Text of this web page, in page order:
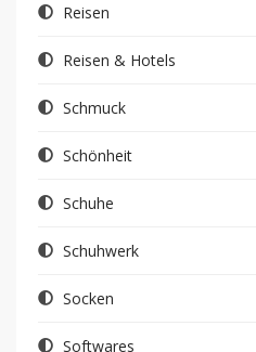
Reisen
Reisen & Hotels
Schmuck
Schönheit
Schuhe
Schuhwerk
Socken
Softwares